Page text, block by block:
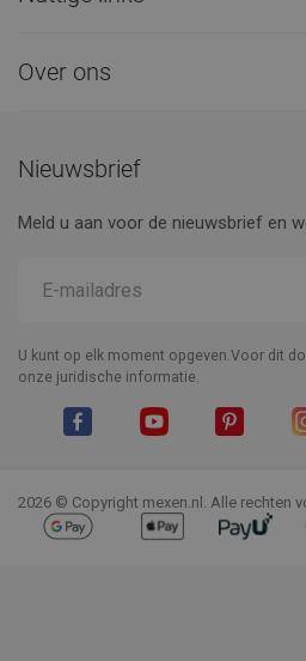
Over ons
Nieuwsbrief
Meld u aan voor de nieuwsbrief en
U kunt op elk moment opgeven.Voor dit
onze juridische informatie.
2026 © Copyright mexen.nl. Alle rechten